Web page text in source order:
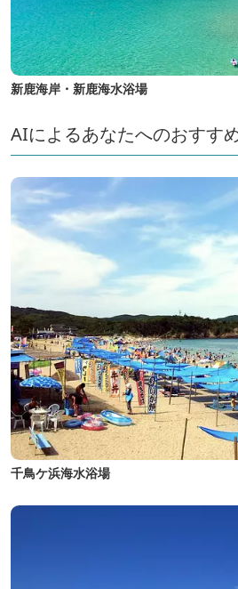
新鹿海岸・新鹿海水浴場
AIによるあなたへのおすす
千鳥ケ浜海水浴場